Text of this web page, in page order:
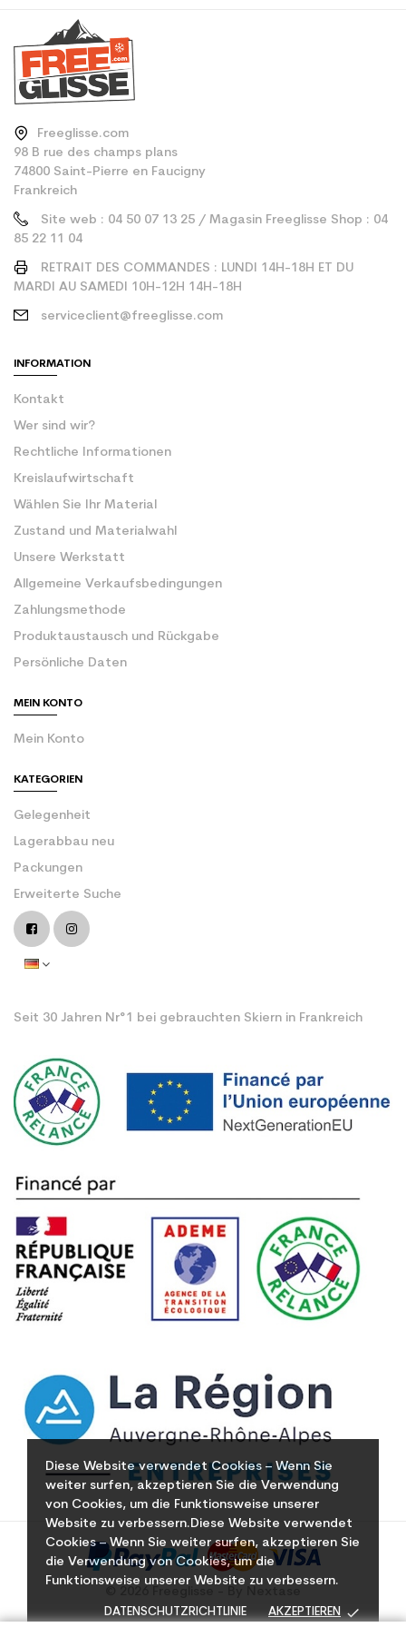
Diese Website verwendet Cookies – Wenn Sie
weiter surfen, akzeptieren Sie die Verwendung
von Cookies, um die Funktionsweise unserer
Website zu verbessern.Diese Website verwendet
Cookies – Wenn Sie weiter surfen, akzeptieren Sie
die Verwendung von Cookies, um die
Funktionsweise unserer Website zu verbessern.
DATENSCHUTZRICHTLINIE AKZEPTIEREN done
Freeglisse.com
98 B rue des champs plans
74800 Saint-Pierre en Faucigny
Frankreich
Site web : 04 50 07 13 25 / Magasin Freeglisse Shop : 04
85 22 11 04
RETRAIT DES COMMANDES : LUNDI 14H-18H ET DU
MARDI AU SAMEDI 10H-12H 14H-18H
serviceclient@freeglisse.com
INFORMATION
Kontakt
Wer sind wir?
Rechtliche Informationen
Kreislaufwirtschaft
Wählen Sie Ihr Material
Zustand und Materialwahl
Unsere Werkstatt
Allgemeine Verkaufsbedingungen
Zahlungsmethode
Produktaustausch und Rückgabe
Persönliche Daten
MEIN KONTO
Mein Konto
KATEGORIEN
Gelegenheit
Lagerabbau neu
Packungen
Erweiterte Suche
Seit 30 Jahren Nr°1 bei gebrauchten Skiern in Frankreich